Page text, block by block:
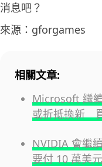
消息吧？
來源：gforgames
相關文章:
Microsoft 繼
或折抵換新
NVIDIA 會繼
要付 10 萬美